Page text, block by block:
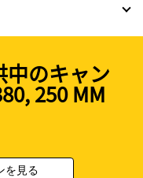
中のキャン
250 MM
を見る